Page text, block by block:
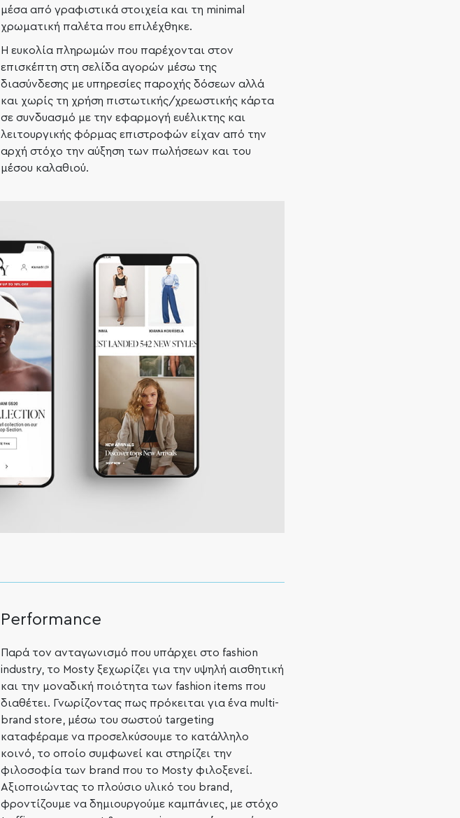
μέσα από γραφιστικά στοιχεία και τη minimal
χρωματική παλέτα που επιλέχθηκε.
Η ευκολία πληρωμών που παρέχονται στον
επισκέπτη στη σελίδα αγορών μέσω της
διασύνδεσης με υπηρεσίες παροχής δόσεων αλλά
και χωρίς τη χρήση πιστωτικής/χρεωστικής κάρτα
σε συνδυασμό με την εφαρμογή ευέλικτης και
λειτουργικής φόρμας επιστροφών είχαν από την
αρχή στόχο την αύξηση των πωλήσεων και του
μέσου καλαθιού.
Performance
Παρά τον ανταγωνισμό που υπάρχει στο fashion
industry, το Mosty ξεχωρίζει για την υψηλή αισθητική
και την μοναδική ποιότητα των fashion items που
διαθέτει. Γνωρίζοντας πως πρόκειται για ένα multi-
brand store, μέσω του σωστού targeting
καταφέραμε να προσελκύσουμε το κατάλληλο
κοινό, το οποίο συμφωνεί και στηρίζει την
φιλοσοφία των brand που το Mosty φιλοξενεί.
Αξιοποιώντας το πλούσιο υλικό του brand,
φροντίζουμε να δημιουργούμε καμπάνιες, με στόχο